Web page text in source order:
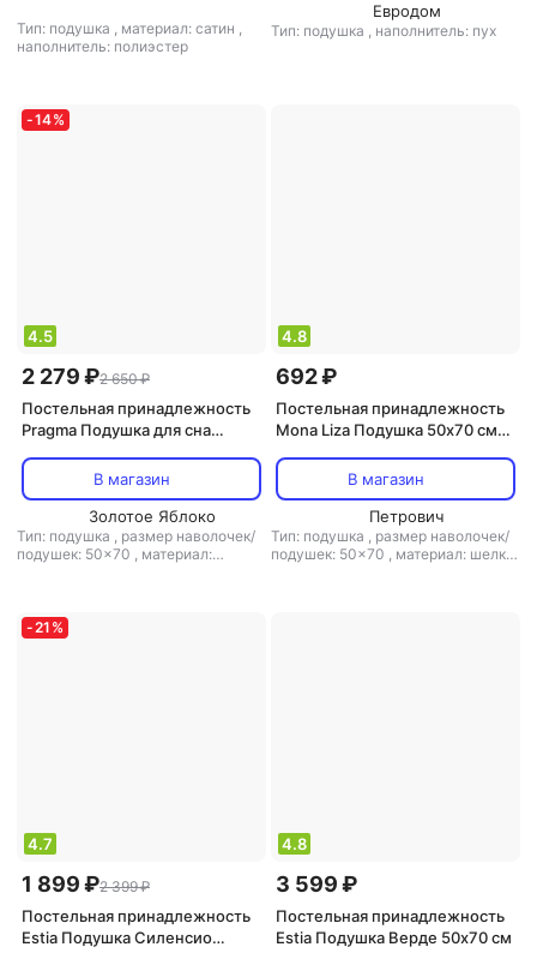
Тип: подушка , материал: сатин ,
наполнитель: полиэстер
Евродом
Тип: подушка , наполнитель: пух
-14%
4.5
2 279 ₽2 650 ₽
Постельная принадлежность
Pragma Подушка для сна
В магазин
Золотое Яблоко
Тип: подушка , размер наволочек/
подушек: 50x70 , материал:
4.8
692 ₽
Постельная принадлежность
Mona Liza Подушка 50х70 см
4680095458663
В магазин
Петрович
Тип: подушка , размер наволочек/
подушек: 50x70 , материал: шелк,
-21 %
4.7
1 899 ₽2 399 ₽
Постельная принадлежность
Estia Подушка Силенсио
4.8
3 599 ₽
Постельная принадлежность
Estia Подушка Верде 50х70 см